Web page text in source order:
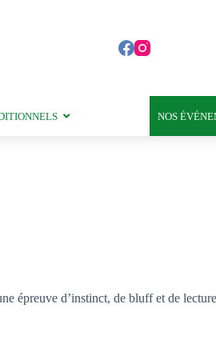
NOS
épreuve d’instinct, de bluff et de